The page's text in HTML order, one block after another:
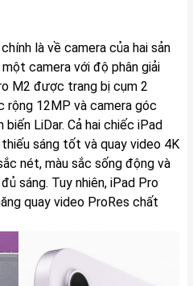
là về camera của hai sản
camera với độ phân giải
M2 được trang bị cụm 2
rộng 12MP và camera góc
LiDar. Cả hai chiếc iPad
sáng tốt và quay video 4K
nét, màu sắc sống động và
sáng. Tuy nhiên, iPad Pro
quay video ProRes chất